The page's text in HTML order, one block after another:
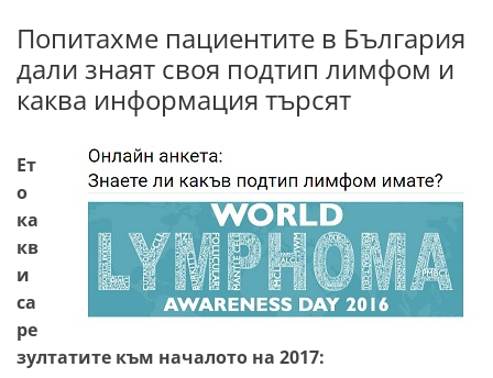
Попитахме пациентите в България
дали знаят своя подтип лимфом и
каква информация търсят
Ет
о
ка
кв
и
са
ре
зултатите към началото на 2017: